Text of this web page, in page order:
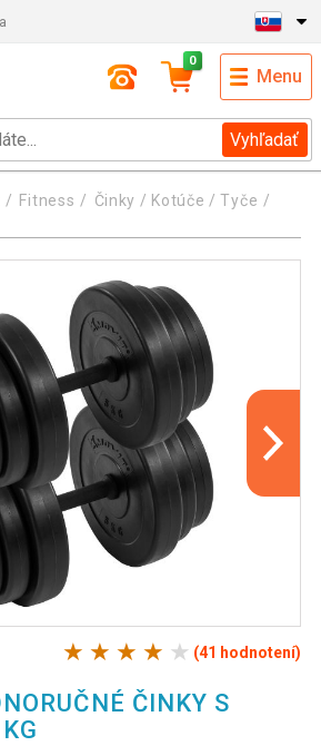
Vyhľadať
0
Menu
Fitness
Činky / Kotúče / Tyče
(41 hodnotení)
ČINKY S